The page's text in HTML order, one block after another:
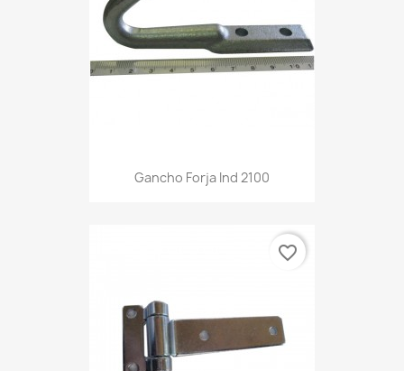
Gancho Forja Ind 2100
favorite_border